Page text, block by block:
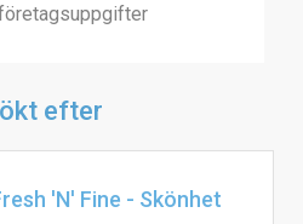
efter
'N' Fine - Skönhet